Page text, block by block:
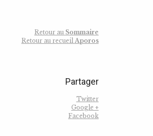
Retour au Sommaire
Retour au recueil Aporos
Partager
Twitter
Google +
Facebook